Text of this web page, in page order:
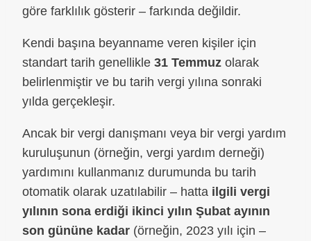
göre farklılık gösterir – farkında değildir.
Kendi başına beyanname veren kişiler için
standart tarih genellikle 31 Temmuz olarak
belirlenmiştir ve bu tarih vergi yılına sonraki
yılda gerçekleşir.
Ancak bir vergi danışmanı veya bir vergi yardım
kuruluşunun (örneğin, vergi yardım derneği)
yardımını kullanmanız durumunda bu tarih
otomatik olarak uzatılabilir – hatta ilgili vergi
yılının sona erdiği ikinci yılın Şubat ayının
son gününe kadar (örneğin, 2023 yılı için –